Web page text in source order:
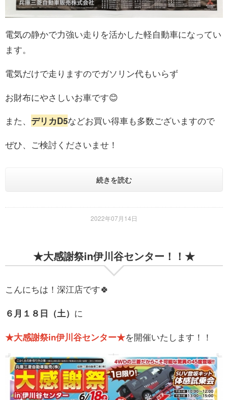
電気の静かで力強い走りを活かした軽自動車になってい
ます。
電気だけで走りますのでガソリン代もいらず
お財布にやさしいお車です😊
また、 デリカD5などお買い得車も多数ございますので
ぜひ、ご検討くださいませ！
続きを読む
2022年07月14日
★大感謝祭in伊川谷センター！！★
こんにちは！深江店です🍀
６月１８日（土） に
★大感謝祭in伊川谷センター★を開催いたします！！